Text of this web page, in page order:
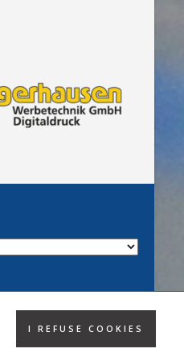
I REFUSE COOKIES
DESIGND BY HSV TROISDORF E.V.